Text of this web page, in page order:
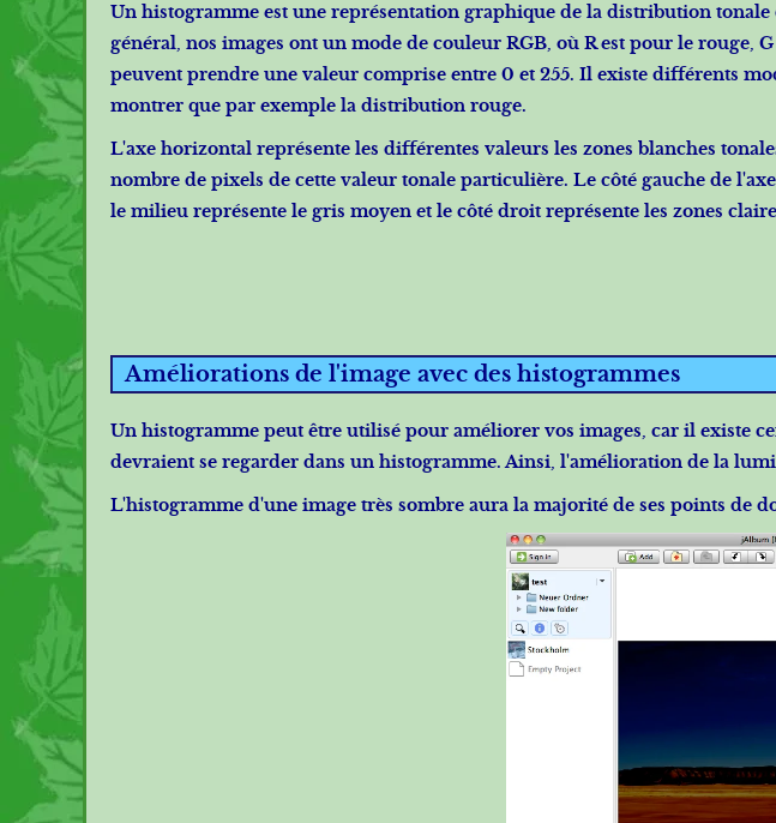
Un histogramme est une représentation graphique de la distribution
général, nos images ont un mode de couleur RGB, où R est pour le rouge,
peuvent prendre une valeur comprise entre 0 et 255. Il existe différents
montrer que par exemple la distribution rouge.
L'axe horizontal représente les différentes valeurs les zones blanches
nombre de pixels de cette valeur tonale particulière. Le côté gauche de
le milieu représente le gris moyen et le côté droit représente les zones
Améliorations de l'image avec des histogrammes
Un histogramme peut être utilisé pour améliorer vos images, car il existe
devraient se regarder dans un histogramme. Ainsi, l'amélioration de la
L'histogramme d'une image très sombre aura la majorité de ses points de